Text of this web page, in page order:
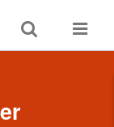
Toggle
search
Toggle